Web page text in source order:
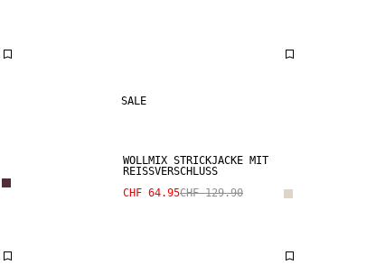
SALE
WOLLMIX STRICKJACKE MIT
REISSVERSCHLUSS
CHF 64.95CHF 129.90